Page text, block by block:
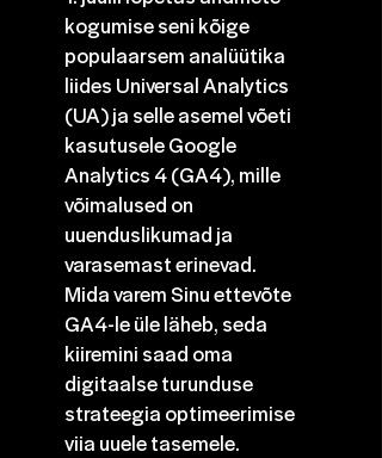
kogumise seni kõige
populaarsem analüütika
liides Universal Analytics
(UA) ja selle asemel võeti
kasutusele Google
Analytics 4 (GA4), mille
võimalused on
uuenduslikumad ja
varasemast erinevad.
Mida varem Sinu ettevõte
GA4-le üle läheb, seda
kiiremini saad oma
digitaalse turunduse
strateegia optimeerimise
viia uuele tasemele.